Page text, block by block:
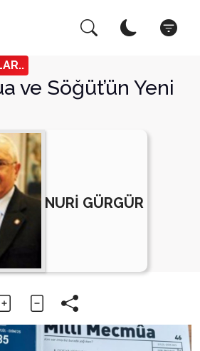
ve Söğüt’ün Yeni
NURİ GÜRGÜR
Kapat